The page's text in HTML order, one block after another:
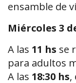
ensamble de
Miércoles 3
A las 11 hs se
para adultos
A las 18:30 hs,